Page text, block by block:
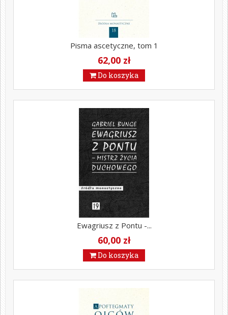
Pisma ascetyczne, tom 1
62,00 zł
Do koszyka
Ewagriusz z Pontu -...
60,00 zł
Do koszyka